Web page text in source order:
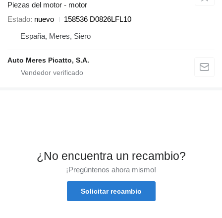
Piezas del motor - motor
Estado nuevo
158536 D0826LFL10
España, Meres, Siero
Auto Meres Picatto, S.A.
¿No encuentra un recambio?
¡Pregúntenos ahora mismo!
Solicitar recambio